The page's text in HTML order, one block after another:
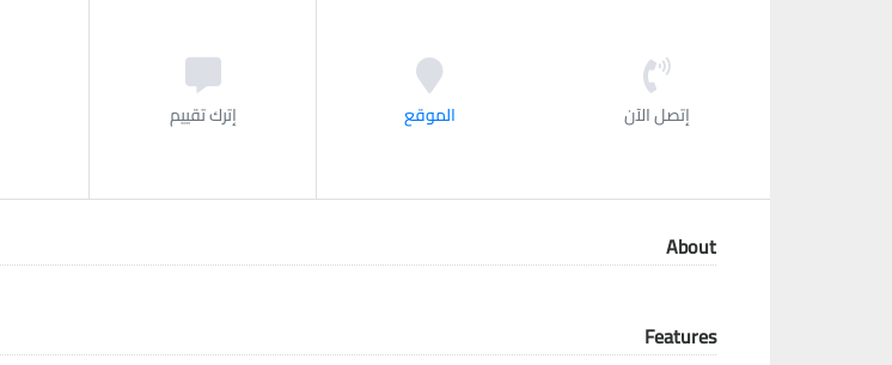
معاً نحو خلق مجتمع مبدع في عالم الأزياء
إتصل الآن الموقع إترك تقييم
About
Features